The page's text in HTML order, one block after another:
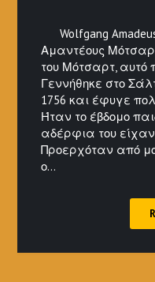
Wolfgang
Αμαντέους
του Μότσαρτ, αυτό
Γεννήθηκε στο
1756 και έφυγε
Ήταν το έβδομο
αδέρφια του
Προερχόταν από
ο…